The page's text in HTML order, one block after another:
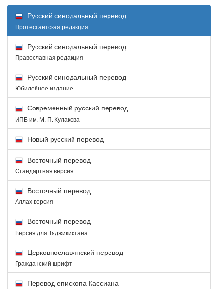
Русский синодальный перевод
Протестантская редакция
Русский синодальный перевод
Православная редакция
Русский синодальный перевод
Юбилейное издание
Современный русский перевод
ИПБ им. М. П. Кулакова
Новый русский перевод
Восточный перевод
Стандартная версия
Восточный перевод
Аллах версия
Восточный перевод
Версия для Таджикистана
Церковнославянский перевод
Гражданский шрифт
Перевод епископа Кассиана